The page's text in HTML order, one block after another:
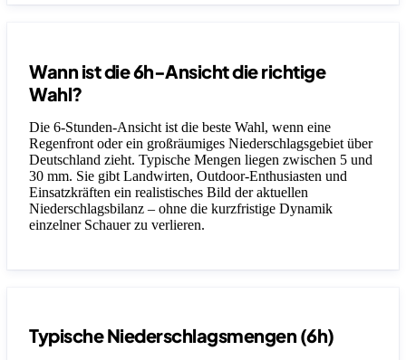
Wann ist die 6h-Ansicht die richtige
Wahl?
Die 6-Stunden-Ansicht ist die beste Wahl, wenn eine
Regenfront oder ein großräumiges Niederschlagsgebiet über
Deutschland zieht. Typische Mengen liegen zwischen 5 und
30 mm. Sie gibt Landwirten, Outdoor-Enthusiasten und
Einsatzkräften ein realistisches Bild der aktuellen
Niederschlagsbilanz – ohne die kurzfristige Dynamik
einzelner Schauer zu verlieren.
Typische Niederschlagsmengen (6h)